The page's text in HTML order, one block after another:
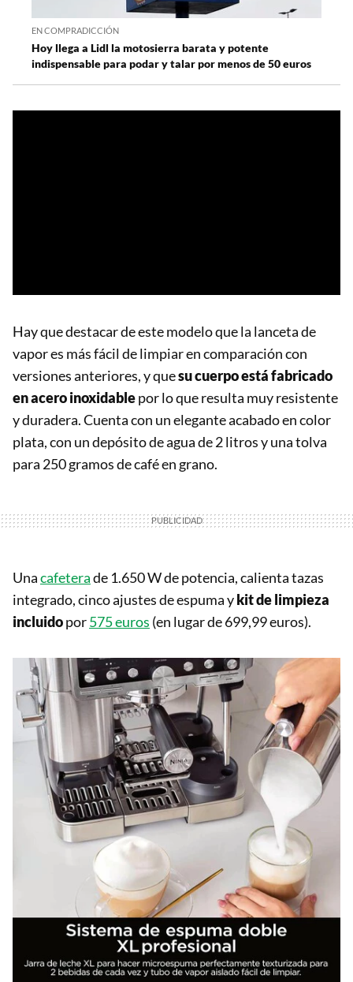
EN COMPRADICCIÓN
Hoy llega a Lidl la motosierra barata y potente
indispensable para podar y talar por menos de 50 euros
Hay que destacar de este modelo que la lanceta de
vapor es más fácil de limpiar en comparación con
versiones anteriores, y quesu cuerpo está fabricado
en acero inoxidablepor lo que resulta muy resistente
y duradera. Cuenta con un elegante acabado en color
plata, con un depósito de agua de 2 litros y una tolva
para 250 gramos de café en grano.
Unacafeterade 1.650 W de potencia, calienta tazas
integrado, cinco ajustes de espuma ykit de limpieza
incluidopor575 euros (en lugar de 699,99 euros).